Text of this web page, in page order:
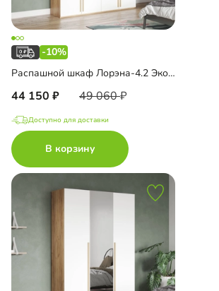
-10%
Распашной шкаф Лорэна-4.2 Эко с антресолью
44 150 49 060
Доступно для доставки
В корзину